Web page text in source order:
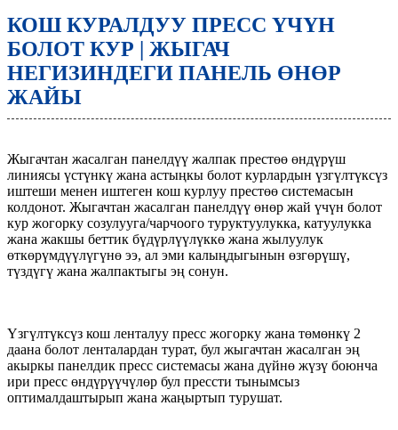
КОШ КУРАЛДУУ ПРЕСС ҮЧҮН
БОЛОТ КУР | ЖЫГАЧ
НЕГИЗИНДЕГИ ПАНЕЛЬ ӨНӨР
ЖАЙЫ
Жыгачтан жасалган панелдүү жалпак престөө өндүрүш
линиясы үстүнкү жана астыңкы болот курлардын үзгүлтүксүз
иштеши менен иштеген кош курлуу престөө системасын
колдонот. Жыгачтан жасалган панелдүү өнөр жай үчүн болот
кур жогорку созулууга/чарчоого туруктуулукка, катуулукка
жана жакшы беттик бүдүрлүүлүккө жана жылуулук
өткөрүмдүүлүгүнө ээ, ал эми калыңдыгынын өзгөрүшү,
түздүгү жана жалпактыгы эң сонун.
Үзгүлтүксүз кош ленталуу пресс жогорку жана төмөнкү 2
даана болот ленталардан турат, бул жыгачтан жасалган эң
акыркы панелдик пресс системасы жана дүйнө жүзү боюнча
ири пресс өндүрүүчүлөр бул прессти тынымсыз
оптималдаштырып жана жаңыртып турушат.